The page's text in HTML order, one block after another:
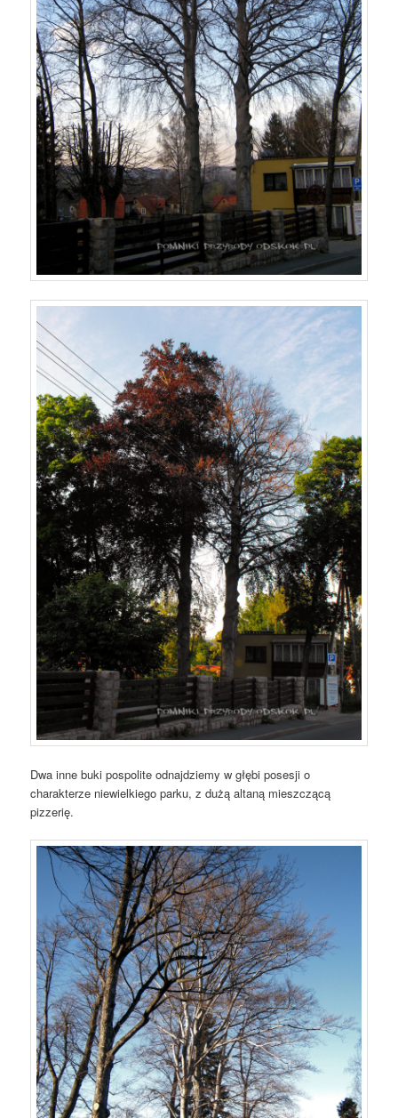
Dwa inne buki pospolite odnajdziemy w głębi posesji o
charakterze niewielkiego parku, z dużą altaną mieszczącą
pizzerię.